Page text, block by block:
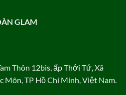
GLAM
Thôn 12bis, ấp Thới Tứ, Xã
Môn, TP Hồ Chí Minh, Việt Nam.